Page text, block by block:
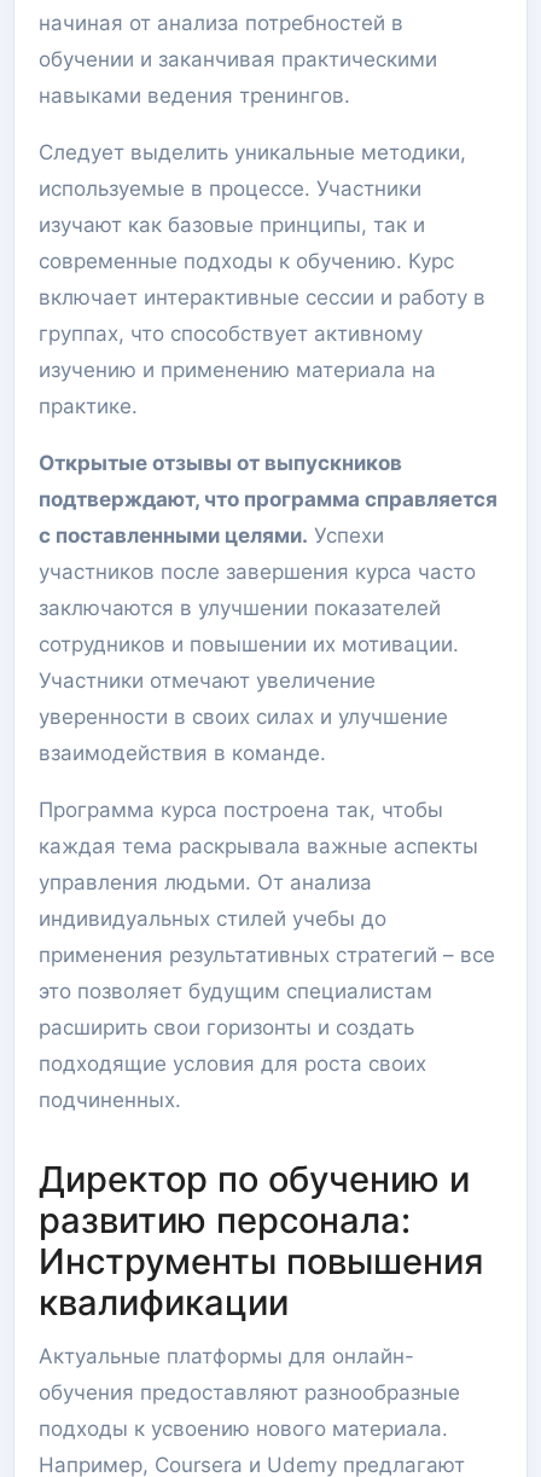
начиная от анализа потребностей в
обучении и заканчивая практическими
навыками ведения тренингов.
Следует выделить уникальные методики,
используемые в процессе. Участники
изучают как базовые принципы, так и
современные подходы к обучению. Курс
включает интерактивные сессии и работу в
группах, что способствует активному
изучению и применению материала на
практике.
Открытые отзывы от выпускников
подтверждают, что программа справляется
с поставленными целями. Успехи
участников после завершения курса часто
заключаются в улучшении показателей
сотрудников и повышении их мотивации.
Участники отмечают увеличение
уверенности в своих силах и улучшение
взаимодействия в команде.
Программа курса построена так, чтобы
каждая тема раскрывала важные аспекты
управления людьми. От анализа
индивидуальных стилей учебы до
применения результативных стратегий – все
это позволяет будущим специалистам
расширить свои горизонты и создать
подходящие условия для роста своих
подчиненных.
Директор по обучению и
развитию персонала:
Инструменты повышения
квалификации
Актуальные платформы для онлайн-
обучения предоставляют разнообразные
подходы к усвоению нового материала.
Например, Coursera и Udemy предлагают